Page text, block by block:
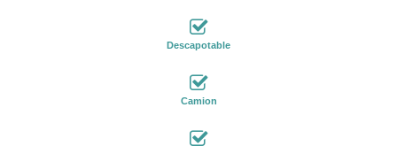
Descapotable
Camion